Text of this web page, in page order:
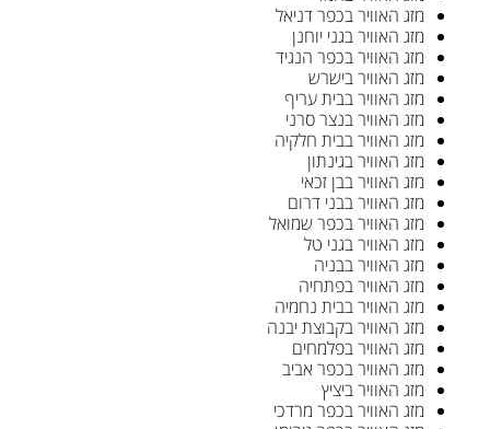
מזג האוויר בכפר דניאל
מזג האוויר בגני יוחנן
מזג האוויר בכפר הנגיד
מזג האוויר בישרש
מזג האוויר בבית עריף
מזג האוויר בנצר סרני
מזג האוויר בבית חלקיה
מזג האוויר בגינתון
מזג האוויר בבן זכאי
מזג האוויר בבני דרום
מזג האוויר בכפר שמואל
מזג האוויר בגני טל
מזג האוויר בבניה
מזג האוויר בפתחיה
מזג האוויר בבית נחמיה
מזג האוויר בקבוצת יבנה
מזג האוויר בפלמחים
מזג האוויר בכפר אביב
מזג האוויר ביציץ
מזג האוויר בכפר מרדכי